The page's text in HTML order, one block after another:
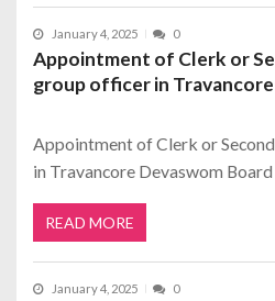
January 4, 2025 0
Appointment of Clerk or
group officer in
Appointment of Clerk or
in Travancore Devaswom Board
READ MORE
January 4, 2025 0